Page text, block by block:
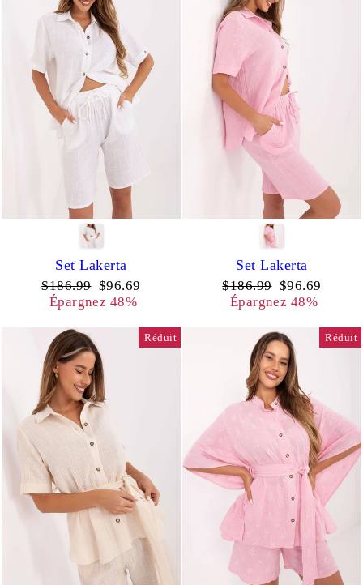
Set Lakerta
Prix
régulier
$186.99 Prix
réduit
$96.69
Épargnez 48%
Set Lakerta
Prix
régulier
$186.99 Prix
réduit
$96.69
Épargnez 48%
Réduit Réduit